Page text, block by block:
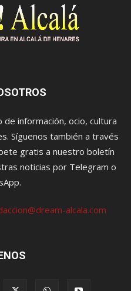
información, ocio, cultura
Síguenos también a través
gratis a nuestro boletín
noticias por Telegram o
alcala.com